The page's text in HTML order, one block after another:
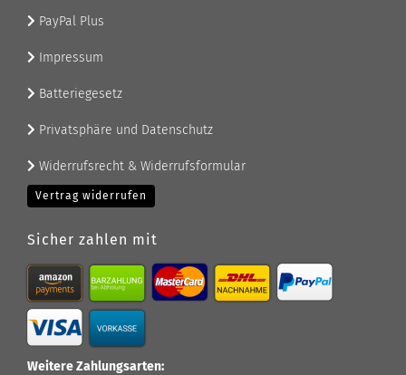
PayPal Plus
Impressum
Batteriegesetz
Privatsphäre und Datenschutz
Widerrufsrecht & Widerrufsformular
Vertrag widerrufen
Sicher zahlen mit
Weitere Zahlungsarten: